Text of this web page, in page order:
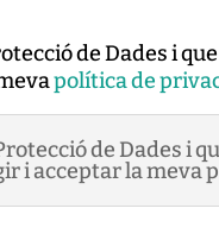
de Dades i
política de
de Dades i
i acceptar la meva